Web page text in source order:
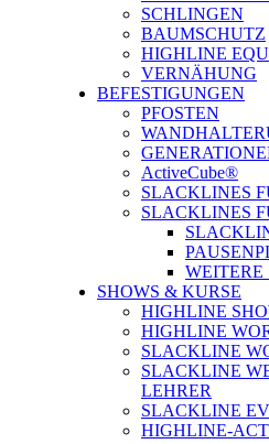
SCHLINGEN
BAUMSCHUTZ
HIGHLINE
VERNÄHUNG
BEFESTIGUNGEN
PFOSTEN
ActiveCube®
SLACKLINES
SLACKLINES
WEITERE
SHOWS & KURSE
HIGHLINE
HIGHLINE
SLACKLINE
SLACKLINE
LEHRER
SLACKLINE
HIGHLINE-